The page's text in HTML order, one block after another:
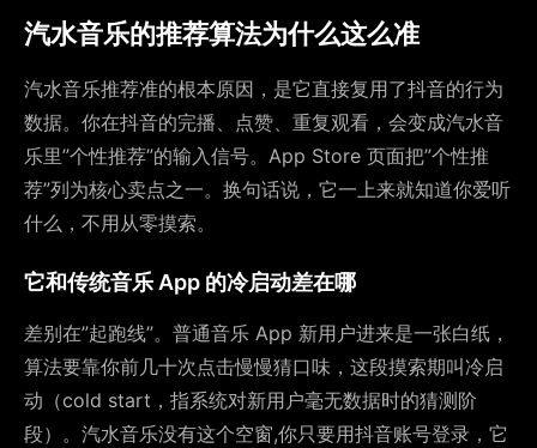
汽水音乐的推荐算法为什么这么准
汽水音乐推荐准的根本原因，是它直接复用了抖音的行为
数据。你在抖音的完播、点赞、重复观看，会变成汽水音
乐里”个性推荐”的输入信号。App Store 页面把”个性推
荐”列为核心卖点之一。换句话说，它一上来就知道你爱听
什么，不用从零摸索。
它和传统音乐 App 的冷启动差在哪
差别在”起跑线”。普通音乐 App 新用户进来是一张白纸，
算法要靠你前几十次点击慢慢猜口味，这段摸索期叫冷启
动（cold start，指系统对新用户毫无数据时的猜测阶
段）。汽水音乐没有这个空窗,你只要用抖音账号登录，它